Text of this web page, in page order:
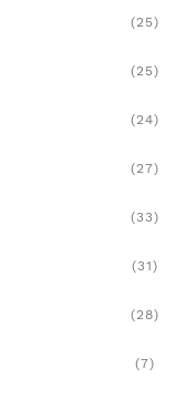
(25)
(25)
(24)
(27)
(33)
(31)
(28)
(7)